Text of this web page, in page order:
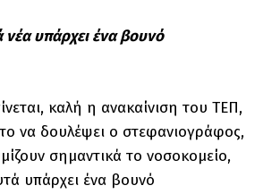
υπάρχει ένα βουνό
καλή η ανακαίνιση του ΤΕΠ,
να δουλέψει ο στεφανιογράφος,
σημαντικά το νοσοκομείο,
υπάρχει ένα βουνό